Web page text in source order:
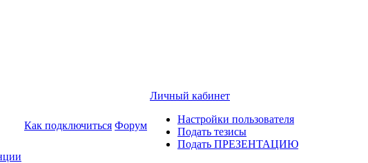
Как подключиться Форум
Личный кабинет
Настройки пользователя
Подать тезисы
Подать ПРЕЗЕНТАЦИЮ